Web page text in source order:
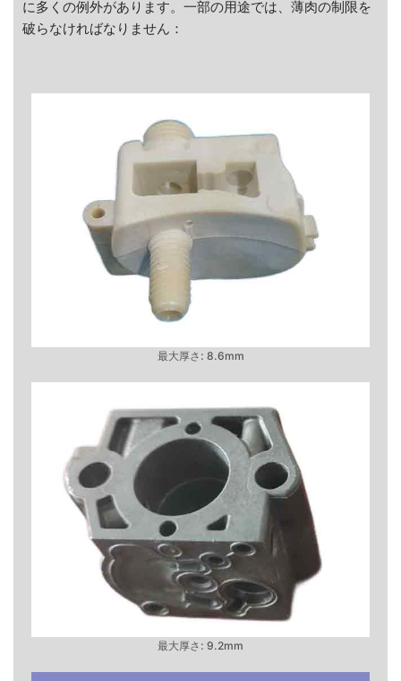
に多くの例外があります。一部の用途では、薄肉の制限を
破らなければなりません：
最大厚さ: 8.6mm
最大厚さ: 9.2mm